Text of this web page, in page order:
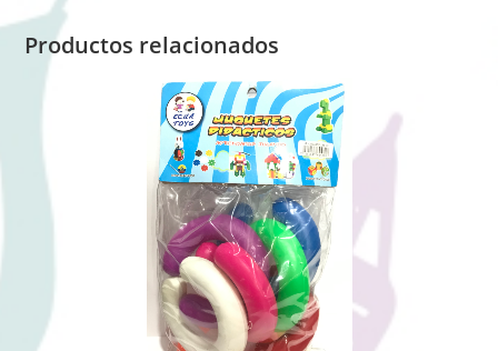
Productos relacionados